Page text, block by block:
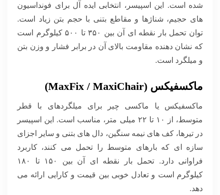
شده است. این اسپیسر، انتخابی ایده آل برای فونداسیون
های حجیم، شناژها و مقاطع بتنی با حجم بتن زیاد است.
توان تحمل بار نقطه ای آن بین ۳۵۰ تا ۵۰۰ کیلوگرم است
که نشان دهنده مقاومت بالای آن در برابر فشار و وزن بتن
و میلگرد است.
ماکسفیکس (MaxFix / MaxiChair)
ماکسفیکس یا ماکسی چیر برای میلگردهای با قطر
متوسط، از ۱۰ تا ۲۲ میلی متر، مناسب است. این اسپیسر
در تیرها، کف های نیمه سنگین، دال های بتنی و سایر اجزای
سازه ای که بارهای متوسط را تحمل می کنند، کاربرد
فراوانی دارد. تحمل بار نقطه ای آن بین ۱۵۰ تا ۱۸۰
کیلوگرم است و تعادل خوبی بین قیمت و کارایی ارائه می
دهد.